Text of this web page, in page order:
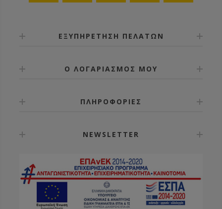
ΕΞΥΠΗΡΕΤΗΣΗ ΠΕΛΑΤΩΝ
Ο ΛΟΓΑΡΙΑΣΜΟΣ ΜΟΥ
ΠΛΗΡΟΦΟΡΙΕΣ
NEWSLETTER